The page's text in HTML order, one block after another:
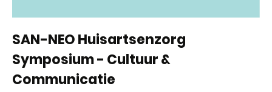
SAN-NEO Huisartsenzorg
Symposium - Cultuur &
Communicatie